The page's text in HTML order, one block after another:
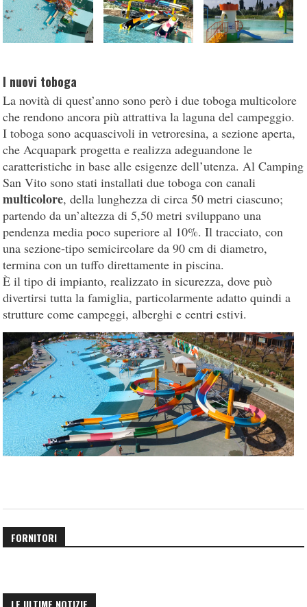
I nuovi toboga
La novità di quest’anno sono però i due toboga multicolore
che rendono ancora più attrattiva la laguna del campeggio.
I toboga sono acquascivoli in vetroresina, a sezione aperta,
che Acquapark progetta e realizza adeguandone le
caratteristiche in base alle esigenze dell’utenza. Al Camping
San Vito sono stati installati due toboga con canali
multicolore, della lunghezza di circa 50 metri ciascuno;
partendo da un’altezza di 5,50 metri sviluppano una
pendenza media poco superiore al 10%. Il tracciato, con
una sezione-tipo semicircolare da 90 cm di diametro,
termina con un tuffo direttamente in piscina.
È il tipo di impianto, realizzato in sicurezza, dove può
divertirsi tutta la famiglia, particolarmente adatto quindi a
strutture come campeggi, alberghi e centri estivi.
FORNITORI
LE ULTIME NOTIZIE